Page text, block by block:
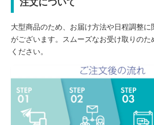
大型商品のため、お届け方法や日程調整に
がございます。スムーズなお受け取りのた
ください。